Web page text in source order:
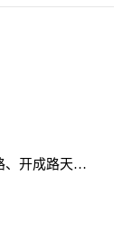
会上的讲话
重庆东站一带一路交流服务中心丝绸一路、开成路天然气管道迁改安全评估比选公告